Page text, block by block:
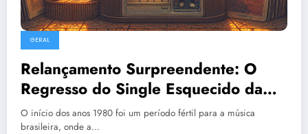
GERAL
Relançamento Surpreendente: O
Regresso do Single Esquecido da
Cantora Luísa Ganha Novos Ares
O início dos anos 1980 foi um período fértil para a música
brasileira, onde a…